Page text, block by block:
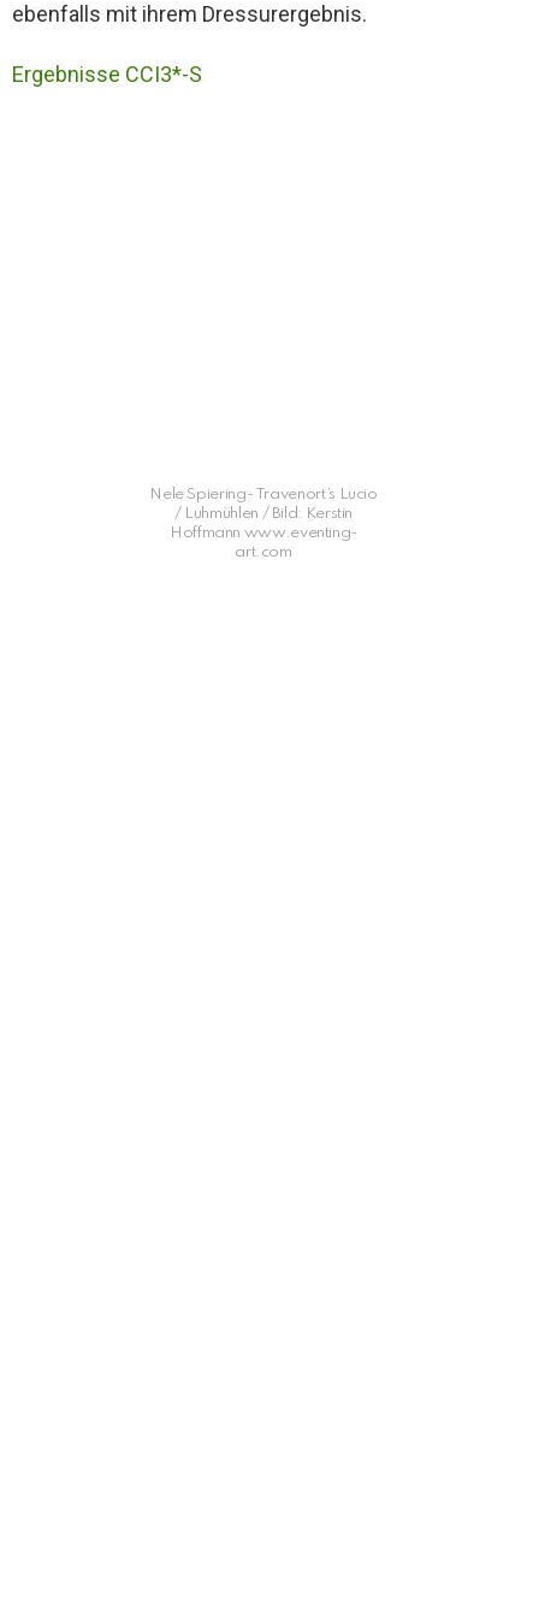
ebenfalls mit ihrem Dressurergebnis.
Ergebnisse CCI3*-S
Nele Spiering- Travenort’s Lucio
/ Luhmühlen / Bild: Kerstin
Hoffmann www.eventing-
art.com